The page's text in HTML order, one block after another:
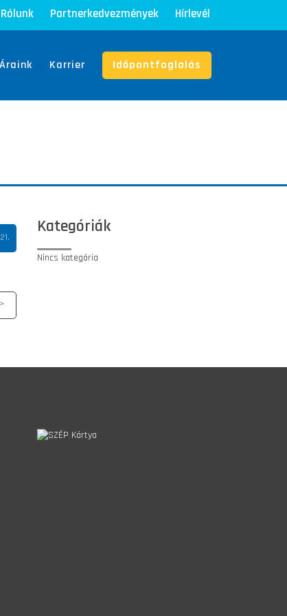
Rólunk Partnerkedvezmények Hírlevél
Áraink Karrier Időpontfoglalás
Kategóriák
Nincs kategória